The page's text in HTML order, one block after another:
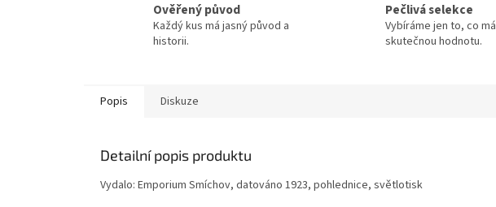
Ověřený původ
Každý kus má jasný původ a
historii.
Pečlivá selekce
Vybíráme jen to, co má
skutečnou hodnotu.
Popis Diskuze
Detailní popis produktu
Vydalo: Emporium Smíchov, datováno 1923, pohlednice, světlotisk